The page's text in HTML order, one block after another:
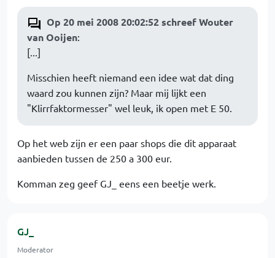
Op 20 mei 2008 20:02:52 schreef Wouter
van Ooijen:
[...]
Misschien heeft niemand een idee wat dat ding
waard zou kunnen zijn? Maar mij lijkt een
"Klirrfaktormesser" wel leuk, ik open met E 50.
Op het web zijn er een paar shops die dit apparaat
aanbieden tussen de 250 a 300 eur.
Komman zeg geef GJ_ eens een beetje werk.
GJ_
Moderator